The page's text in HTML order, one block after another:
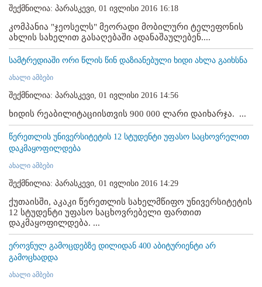
შექმნილია: პარასკევი, 01 ივლისი 2016 16:18
კომპანია "ჯეოსელს" მეორადი მობილური ტელეფონის
ახლის სახელით გასაღებაში ადანაშაულებენ....
სამტრედიაში ორი წლის წინ დაზიანებული ხიდი ახლა გაიხსნა
ახალი ამბები
შექმნილია: პარასკევი, 01 ივლისი 2016 14:56
ხიდის რეაბილიტაციისთვის 900 000 ლარი დაიხარჯა. ...
წერეთლის უნივერსიტეტის 12 სტუდენტი უფასო საცხოვრელით
დაკმაყოფილდება
ახალი ამბები
შექმნილია: პარასკევი, 01 ივლისი 2016 14:29
ქუთაისში, აკაკი წერეთლის სახელმწიფო უნივერსიტეტის
12 სტუდენტი უფასო საცხოვრებელი ფართით
დაკმაყოფილდება. ...
ეროვნულ გამოცდებზე დილიდან 400 აბიტურიენტი არ
გამოცხადდა
ახალი ამბები